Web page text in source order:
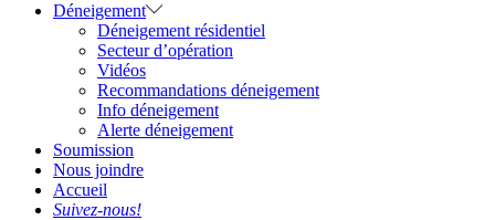
Déneigement
Déneigement résidentiel
Secteur d’opération
Vidéos
Recommandations déneigement
Info déneigement
Alerte déneigement
Soumission
Nous joindre
Accueil
Suivez-nous!